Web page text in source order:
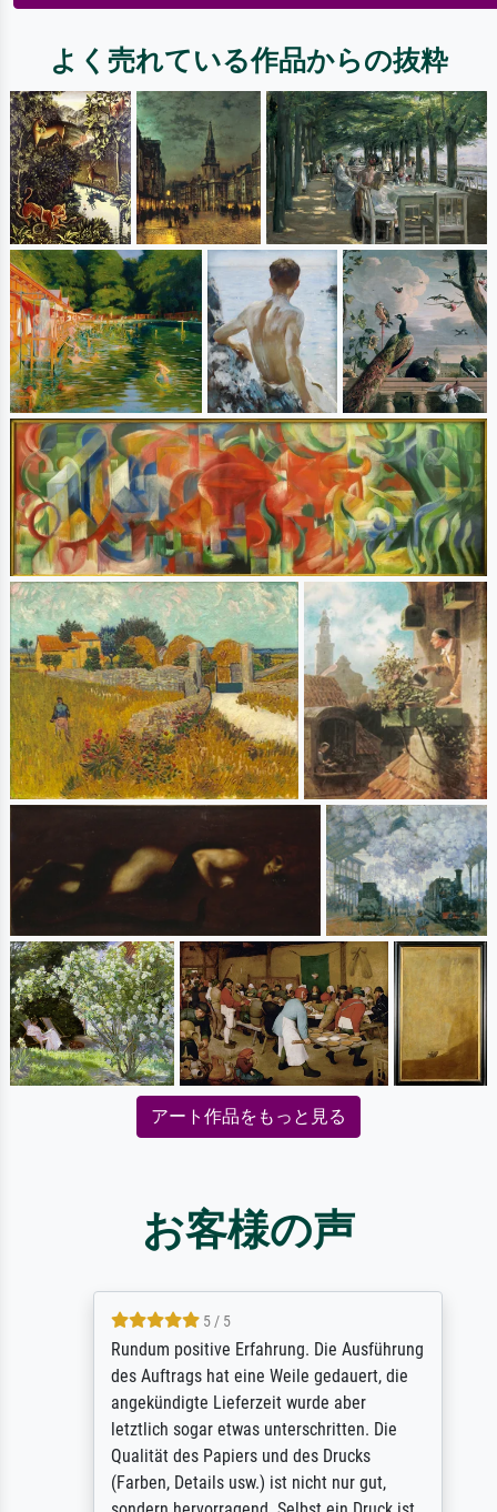
よく売れている作品からの抜粋
アート作品をもっと見る
お客様の声
5 / 5
Rundum positive Erfahrung. Die Ausführung
des Auftrags hat eine Weile gedauert, die
angekündigte Lieferzeit wurde aber
letztlich sogar etwas unterschritten. Die
Qualität des Papiers und des Drucks
(Farben, Details usw.) ist nicht nur gut,